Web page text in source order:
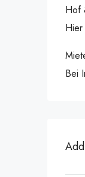
Hof
Bei